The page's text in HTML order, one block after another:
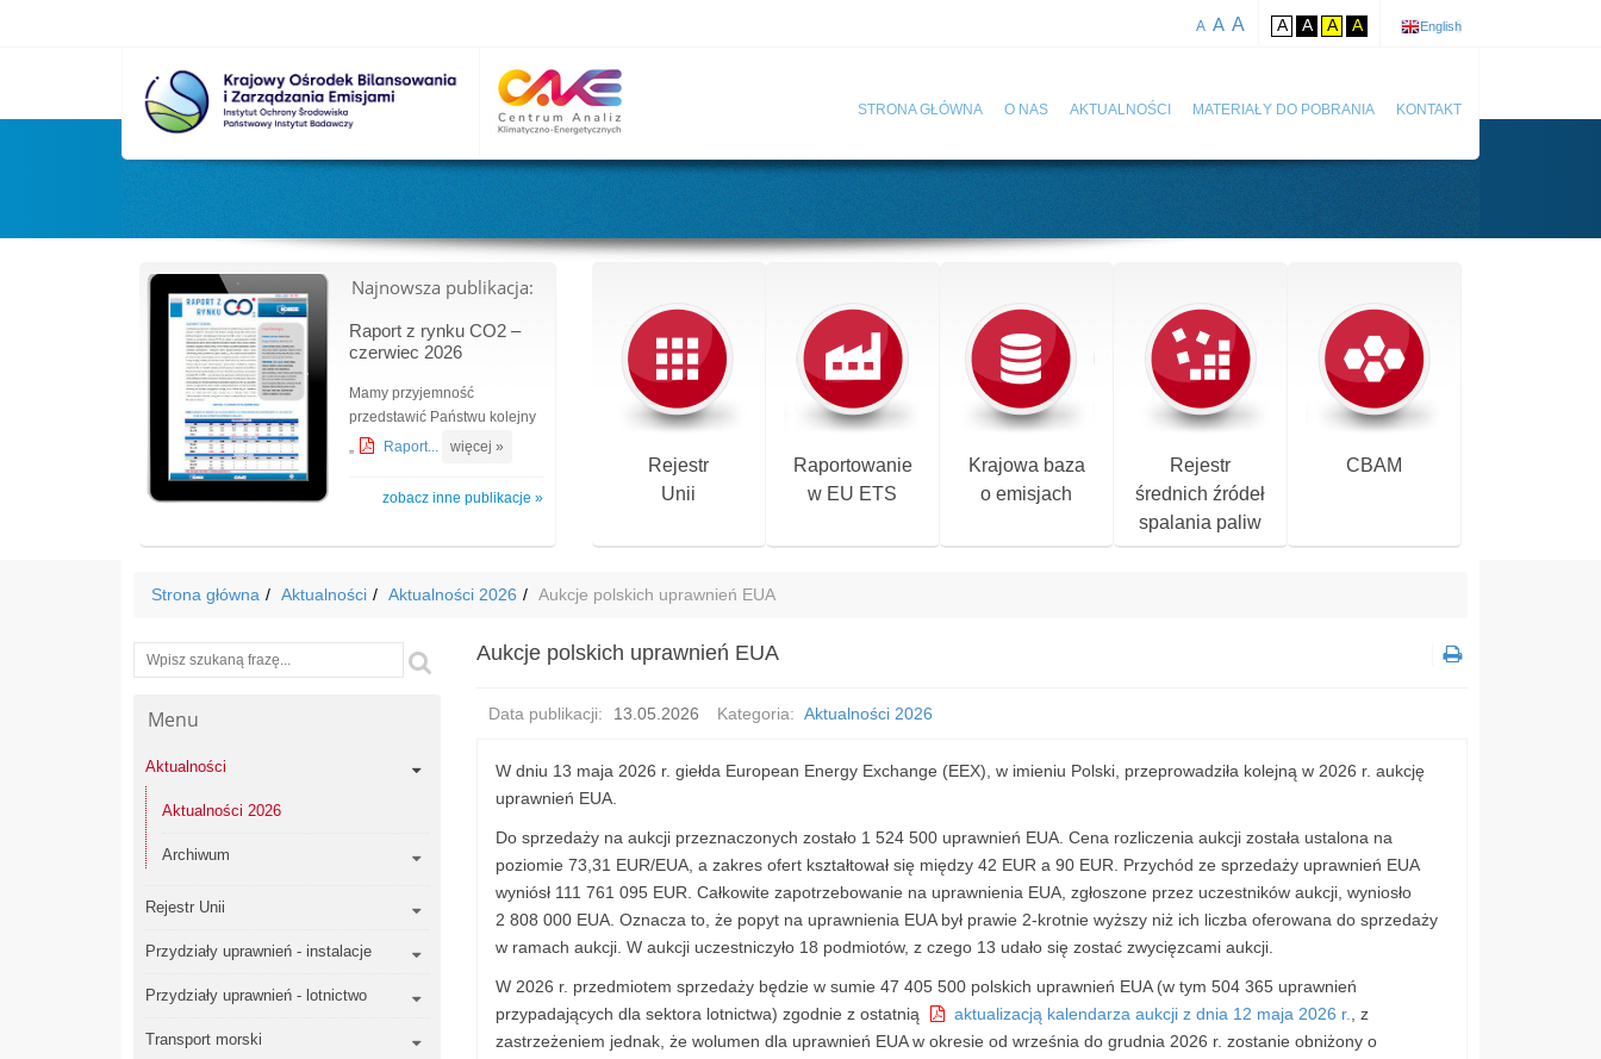
A A A A A A A English
STRONA GŁÓWNA O NAS AKTUALNOŚCI MATERIAŁY DO POBRANIA KONTAKT
Najnowsza publikacja:
Raport z rynku CO2 –
czerwiec 2026
Mamy przyjemność
przedstawić Państwu kolejny
„
Raport... więcej »
zobacz inne publikacje »
Rejestr
Unii
Raportowanie
w EU ETS
Krajowa baza
o emisjach
Rejestr
średnich źródeł
spalania paliw
CBAM
Strona główna Aktualności Aktualności 2026 Aukcje polskich uprawnień EUA
Wyszukiwarka Szukaj
Menu
Aktualności
Aktualności 2026
Archiwum
Rejestr Unii
Przydziały uprawnień - instalacje
Przydziały uprawnień - lotnictwo
Transport morski
Aukcje polskich uprawnień EUA
Data publikacji: 13.05.2026 Kategoria: Aktualności 2026
W dniu 13 maja 2026 r. giełda European Energy Exchange (EEX), w imieniu Polski, przeprowadziła kolejną w 2026 r. aukcję
uprawnień EUA.
Do sprzedaży na aukcji przeznaczonych zostało 1 524 500 uprawnień EUA. Cena rozliczenia aukcji została ustalona na
poziomie 73,31 EUR/EUA, a zakres ofert kształtował się między 42 EUR a 90 EUR. Przychód ze sprzedaży uprawnień EUA
wyniósł 111 761 095 EUR. Całkowite zapotrzebowanie na uprawnienia EUA, zgłoszone przez uczestników aukcji, wyniosło
2 808 000 EUA. Oznacza to, że popyt na uprawnienia EUA był prawie 2-krotnie wyższy niż ich liczba oferowana do sprzedaży
w ramach aukcji. W aukcji uczestniczyło 18 podmiotów, z czego 13 udało się zostać zwycięzcami aukcji.
W 2026 r. przedmiotem sprzedaży będzie w sumie 47 405 500 polskich uprawnień EUA (w tym 504 365 uprawnień
przypadających dla sektora lotnictwa) zgodnie z ostatnią
aktualizacją kalendarza aukcji z dnia 12 maja 2026 r.
, z
zastrzeżeniem jednak, że wolumen dla uprawnień EUA w okresie od września do grudnia 2026 r. zostanie obniżony o